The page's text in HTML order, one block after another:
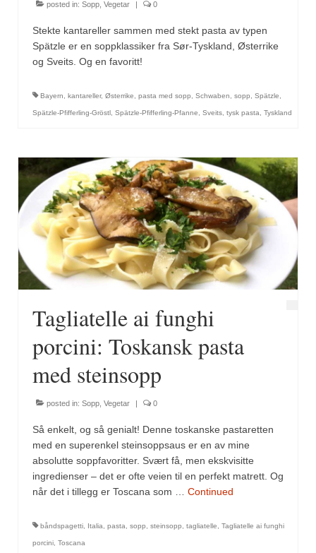
Mirepoix
Ñora
Norsk fjordkrydder
Paprikapulver, pikant
Piment d’Espelette
Purreløk (tørket)
Quatre épices
Rosépepper
Sar (bønneurt)
Selleriblader
Smaken av skog
Tapaskrydder
Tomatflak
Om oss
Kontakt oss
Nettbutikk
posted in: Sopp Vegetar | 0
Stekte kantareller sammen med stekt pasta av typen
Spätzle er en soppklassiker fra Sør-Tyskland, Østerrike
og Sveits. Og en favoritt!
Bayern kantareller, Østerrike pasta med sopp Schwaben sopp Spätzle
Spätzle-Pfifferling-Gröstl Spätzle-Pfifferling-Pfanne Sveits tysk pasta Tyskland
Tagliatelle ai funghi
porcini: Toskansk pasta
med steinsopp
posted in: Sopp Vegetar 0
Så enkelt, og så genialt! Denne toskanske pastaretten
med en superenkel steinsoppsaus er en av mine
absolutte soppfavoritter. Svært få, men ekskvisitte
ingredienser – det er ofte veien til en perfekt matrett. Og
når det i tillegg er Toscana som … Continued
båndspagetti, Italia, pasta, sopp, steinsopp, tagliatelle, Tagliatelle ai funghi
porcini, Toscana